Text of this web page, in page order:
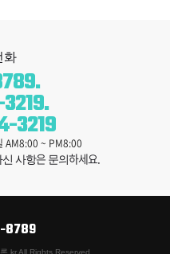
화
.
.
3219
AM8:00 ~ PM8:00
사항은 문의하세요.
8789
.kr All Rights Reserved.